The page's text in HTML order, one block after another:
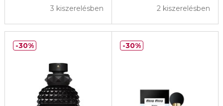
3 kiszerelésben 2 kiszerelésben
30% 30%